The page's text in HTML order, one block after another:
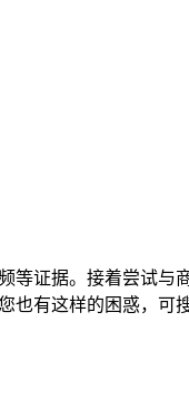
证据。接着尝试
也有这样的困惑，可